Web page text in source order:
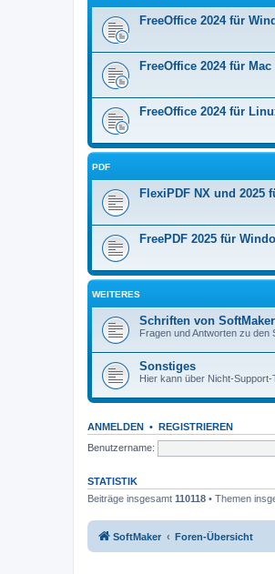
FreeOffice 2024 für
FreeOffice 2024 für Mac
FreeOffice 2024 für
PDF
FlexiPDF NX und 2025
FreePDF 2025 für
WEITERES
Schriften von SoftMaker
Fragen und Antworten zu den
Sonstiges
Hier kann über Nicht-
ANMELDEN • REGISTRIEREN
Benutzername:
STATISTIK
Beiträge insgesamt 110118 • Themen
SoftMaker Foren-Übersicht